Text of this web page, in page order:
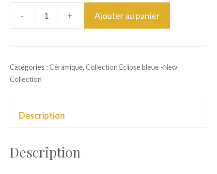
-
quantité
"Eclipse
+ Ajouter au panier
Catégories : Céramique, Collection Eclipse bleue -New
Collection
Description
Description